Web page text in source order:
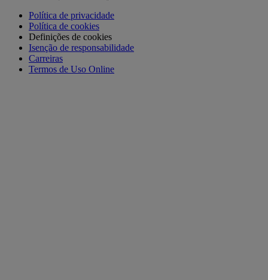
Política de privacidade
Política de cookies
Definições de cookies
Isenção de responsabilidade
Carreiras
Termos de Uso Online